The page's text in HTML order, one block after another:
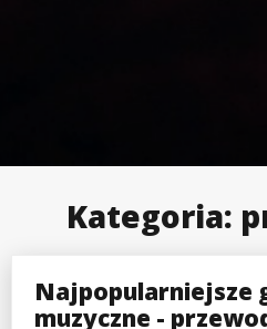
Kategoria:
Najpopularniejsze
muzyczne -